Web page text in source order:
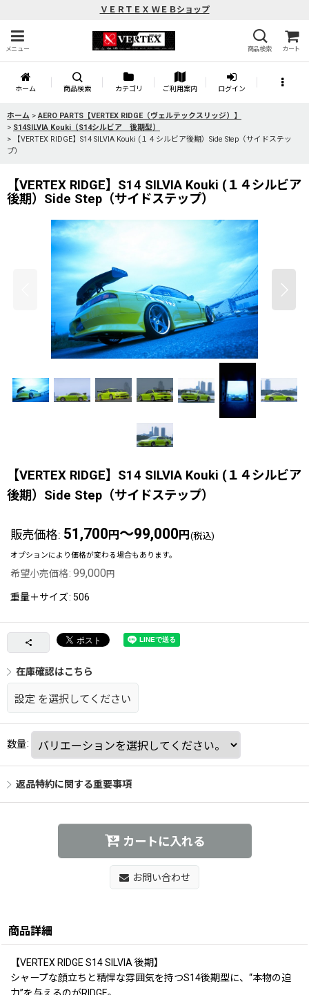
ＶＥＲＴＥＸ ＷＥＢショップ
メニュー 商品検索 カート
ホーム 商品検索 カテゴリ ご利用案内 ログイン
ホーム > AERO PARTS【VERTEX RIDGE（ヴェルテックスリッジ）】
> S14SILVIA Kouki（S14シルビア 後期型）
>
【VERTEX RIDGE】S14 SILVIA Kouki (１４シルビア後期）Side Step（サイドステッ
プ）
【VERTEX RIDGE】S14 SILVIA Kouki (１４シルビア
後期）Side Step（サイドステップ）
【VERTEX RIDGE】S14 SILVIA Kouki (１４シルビア
後期）Side Step（サイドステップ）
販売価格: 51,700 円 ～99,000 円 (税込)
オプションにより価格が変わる場合もあります。
希望小売価格: 99,000円
重量＋サイズ: 506
在庫確認はこちら
設定 を選択してください
数量:
返品特約に関する重要事項
カートに入れる
お問い合わせ
商品詳細
【VERTEX RIDGE S14 SILVIA 後期】
シャープな顔立ちと精悍な雰囲気を持つS14後期型に、“本物の迫
力”を与えるのがRIDGE。